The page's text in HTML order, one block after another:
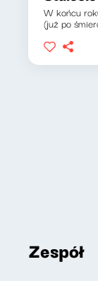
W końcu
(już po
Zespół